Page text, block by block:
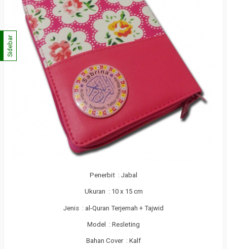
Penerbit : Jabal
Ukuran : 10 x 15 cm
Jenis : al-Quran Terjemah + Tajwid
Model : Resleting
Bahan Cover : Kalf
Sidebar